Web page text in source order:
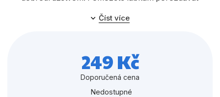
Populárně - naučná pro dospělé
Příroda a zahrada
stromček a zistíte, ako sa našim hrdinom podarilo
Číst více
249 Kč
Doporučená cena
Nedostupné